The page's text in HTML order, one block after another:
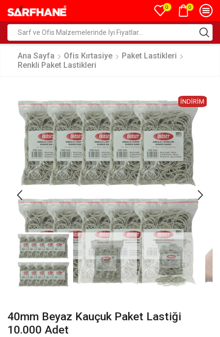
0 0
Ana Sayfa Ofis Kırtasiye
Paket Lastikleri
Renkli Paket Lastikleri
İNDIRIM
40mm Beyaz Kauçuk Paket Lastiği
10.000 Adet